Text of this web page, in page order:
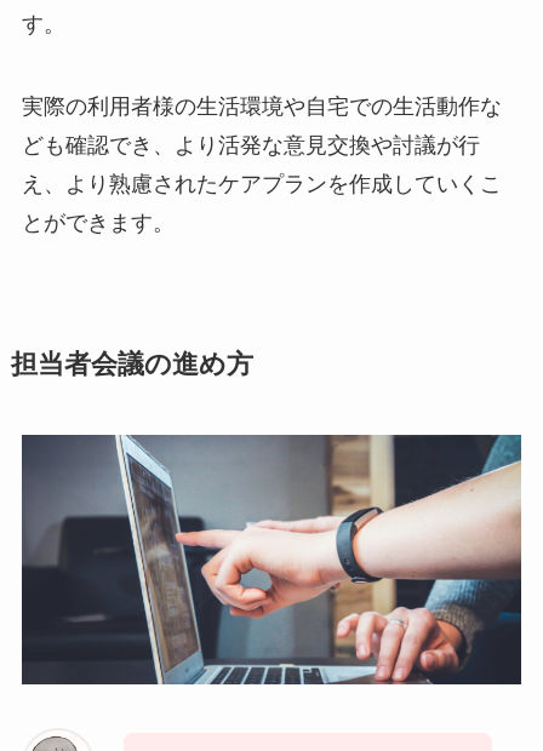
す。
実際の利用者様の生活環境や自宅での生活動作な
ども確認でき、より活発な意見交換や討議が行
え、より熟慮されたケアプランを作成していくこ
とができます。
担当者会議の進め方